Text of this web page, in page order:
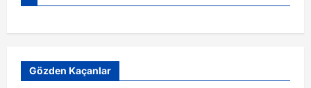
Gözden Kaçanlar